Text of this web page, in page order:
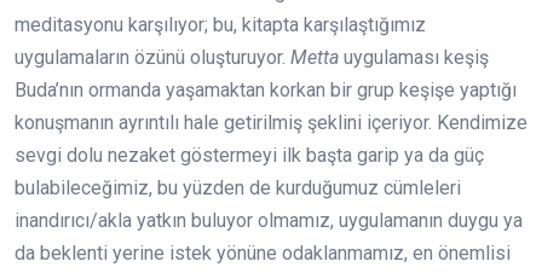
meditasyonu karşılıyor; bu, kitapta karşılaştığımız
uygulamaların özünü oluşturuyor. Metta uygulaması keşiş
Buda’nın ormanda yaşamaktan korkan bir grup keşişe yaptığı
konuşmanın ayrıntılı hale getirilmiş şeklini içeriyor. Kendimize
sevgi dolu nezaket göstermeyi ilk başta garip ya da güç
bulabileceğimiz, bu yüzden de kurduğumuz cümleleri
inandırıcı/akla yatkın buluyor olmamız, uygulamanın duygu ya
da beklenti yerine istek yönüne odaklanmamız, en önemlisi